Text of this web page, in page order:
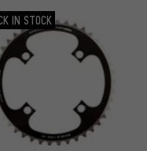
IN STOCK